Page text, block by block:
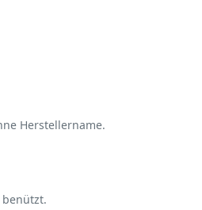
Herstellername.